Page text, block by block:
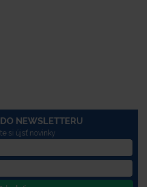
NEWSLETTERU
si újsť novinky